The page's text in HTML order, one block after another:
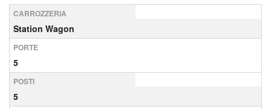
CARROZZERIA
Station Wagon
PORTE
5
POSTI
5